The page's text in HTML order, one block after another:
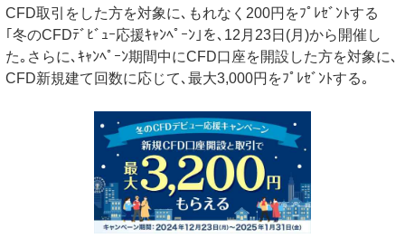
CFD取引をした方を対象に､もれなく200円をﾌﾟﾚｾﾞﾝﾄする
｢冬のCFDﾃﾞﾋﾞｭｰ応援ｷｬﾝﾍﾟｰﾝ｣を､12月23日(月)から開催し
た｡さらに､ｷｬﾝﾍﾟｰﾝ期間中にCFD口座を開設した方を対象に､
CFD新規建て回数に応じて､最大3,000円をﾌﾟﾚｾﾞﾝﾄする｡